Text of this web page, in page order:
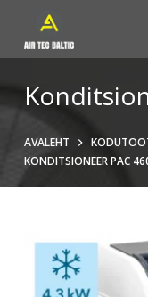
k
i
t
AVALEHT
KONDITSIONEER PAC